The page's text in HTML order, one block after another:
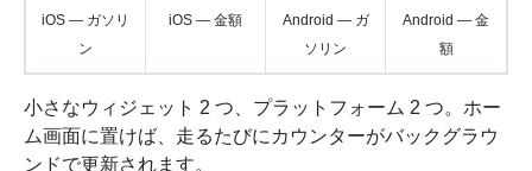
iOS — ガソリ
ン
iOS — 金額
Android — ガ
ソリン
Android — 金
額
小さなウィジェット 2 つ、プラットフォーム 2 つ。ホー
ム画面に置けば、走るたびにカウンターがバックグラウ
ンドで更新されます。